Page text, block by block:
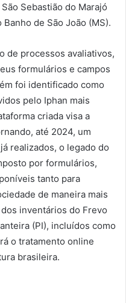
Sebastião do Marajó
Banho de São João (MS).
de processos avaliativos,
formulários e campos
foi identificado como
pelo Iphan mais
criada visa a
até 2024, um
realizados, o legado do
por formulários,
tanto para
de maneira mais
inventários do Frevo
(PI), incluídos como
o tratamento online
brasileira.